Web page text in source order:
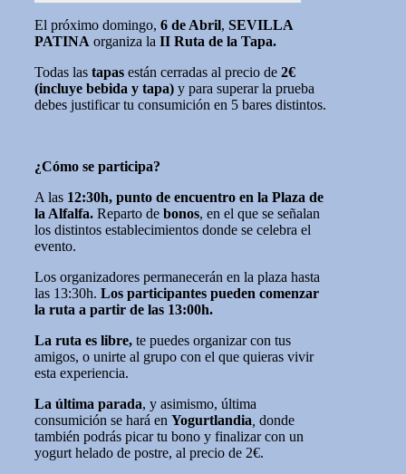
El próximo domingo, 6 de Abril, SEVILLA
PATINA organiza la II Ruta de la Tapa.
Todas las tapas están cerradas al precio de 2€
(incluye bebida y tapa) y para superar la prueba
debes justificar tu consumición en 5 bares distintos.
¿Cómo se participa?
A las 12:30h, punto de encuentro en la Plaza de
la Alfalfa. Reparto de bonos, en el que se señalan
los distintos establecimientos donde se celebra el
evento.
Los organizadores permanecerán en la plaza hasta
las 13:30h. Los participantes pueden comenzar
la ruta a partir de las 13:00h.
La ruta es libre, te puedes organizar con tus
amigos, o unirte al grupo con el que quieras vivir
esta experiencia.
La última parada, y asimismo, última
consumición se hará en Yogurtlandia donde
también podrás picar tu bono y finalizar con un
yogurt helado de postre, al precio de 2€.